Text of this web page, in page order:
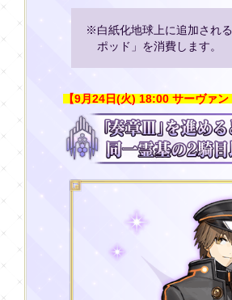
※白紙化地球上に追加され
ポッド」を消費します。
【9月24日(火) 18:00 サーヴァン